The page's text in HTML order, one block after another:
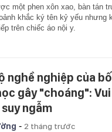
một phen xôn xao, bàn tán
khắc ký tên kỷ yếu nhưng
trên chiếc áo nội y.
nghề nghiệp của
gây "choáng":
ngẫm
- 2 tháng trước